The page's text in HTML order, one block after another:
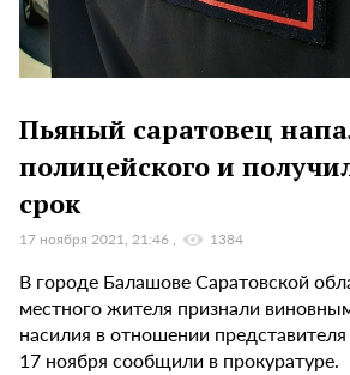
Пьяный саратовец
полицейского и
срок
17 ноября 2021, 21:46 1384
В городе Балашове Саратовской
местного жителя признали
насилия в отношении
17 ноября сообщили в прокуратуре.